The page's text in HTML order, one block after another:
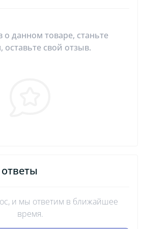
о данном товаре, станьте
оставьте свой отзыв.
и мы ответим в ближайшее
время.